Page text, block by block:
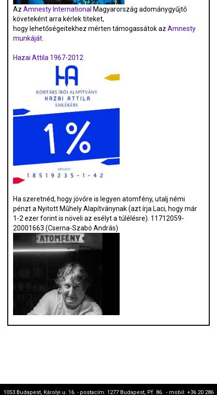
Az Amnesty International Magyarország adománygyűjtő
követeként arra kérlek titeket,
hogy lehetőségeitekhez mérten támogassátok az Amnesty
munkáját.
Hazai Attila 1967-2012
Ha szeretnéd, hogy jövőre is legyen atomfény, utalj némi
pénzt a Nyitott Műhely Alapítványnak (azt írja Laci, hogy már
1-2 ezer forint is növeli az esélyt a túlélésre). 11712059-
20001663 (Cserna-Szabó András)
1053 Budapest, Károlyi u. 16. - postacím: 1277 Budapest, Pf. 86. - mobil: +36 20 286